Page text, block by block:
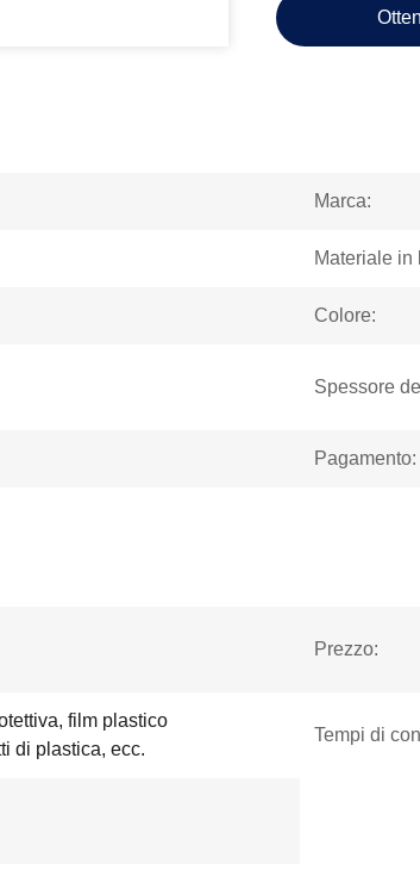
Marca:
Materiale in
Colore:
Spessore
Pagamento:
Prezzo:
film plastico
di plastica, ecc.
Tempi di